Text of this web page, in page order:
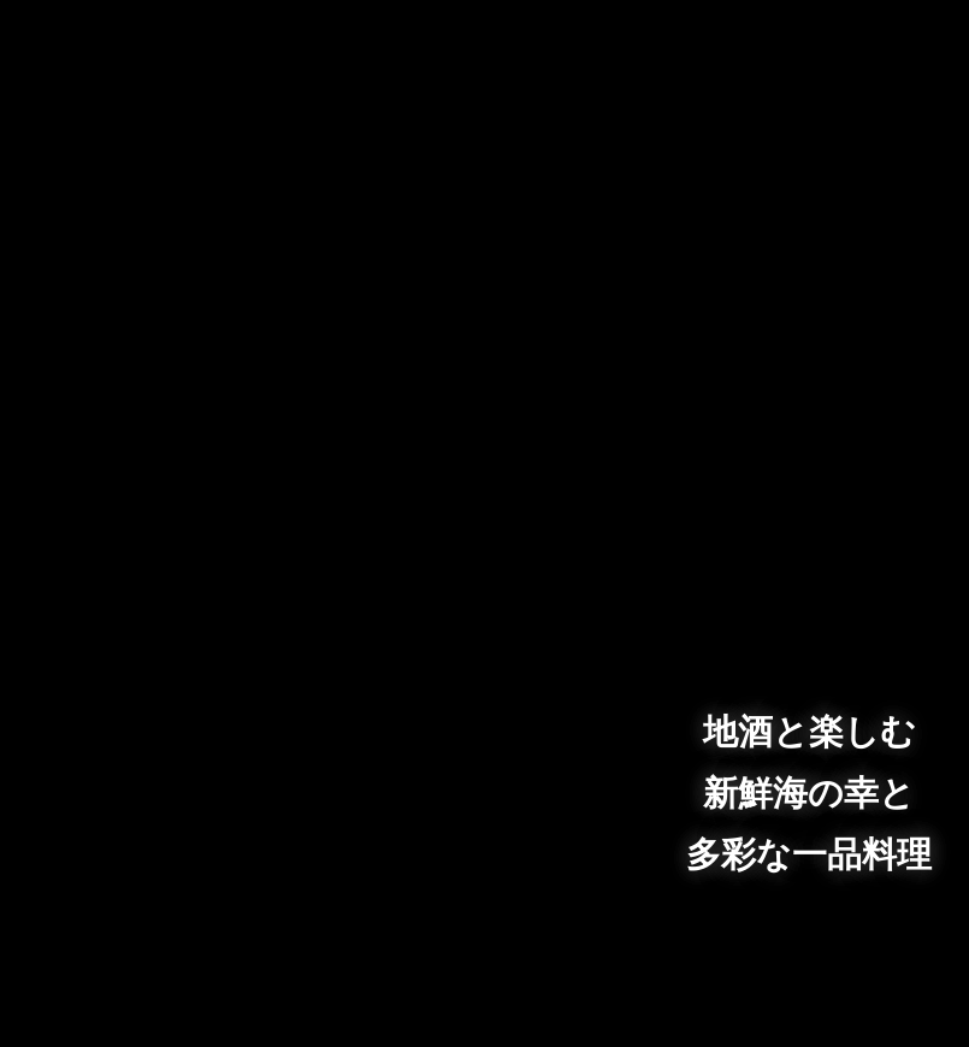
地酒と楽しむ
新鮮海の幸と
多彩な一品料理